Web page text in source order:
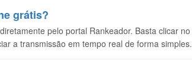
grátis?
pelo portal Rankeador. Basta clicar no
a transmissão em tempo real de forma simples.